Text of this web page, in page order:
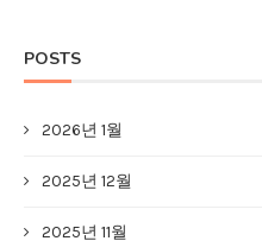
POSTS
2026년 1월
2025년 12월
2025년 11월